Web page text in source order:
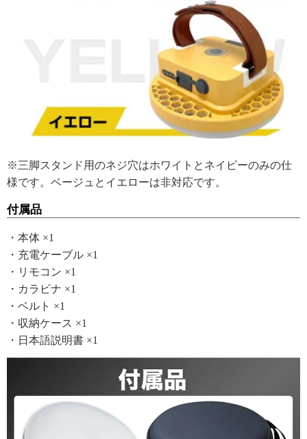
※三脚スタンド用のネジ穴はホワイトとネイビーのみの仕
様です。ベージュとイエローは非対応です。
付属品
・本体 ×1
・充電ケーブル ×1
・リモコン ×1
・カラビナ ×1
・ベルト ×1
・収納ケース ×1
・日本語説明書 ×1